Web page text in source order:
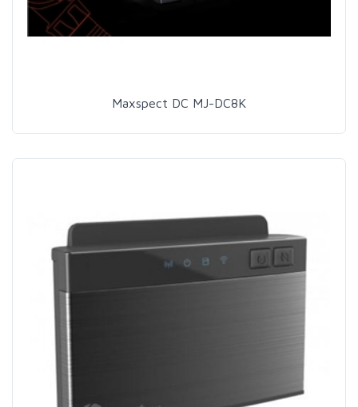
Maxspect DC MJ-DC8K